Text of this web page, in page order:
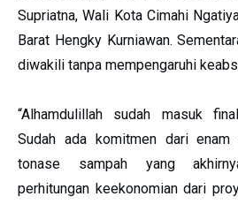
Supriatna, Wali Kota Cimahi
Barat Hengky Kurniawan.
diwakili tanpa mempengaruhi
“Alhamdulillah sudah masuk
Sudah ada komitmen dari enam
tonase sampah yang
perhitungan keekonomian dari